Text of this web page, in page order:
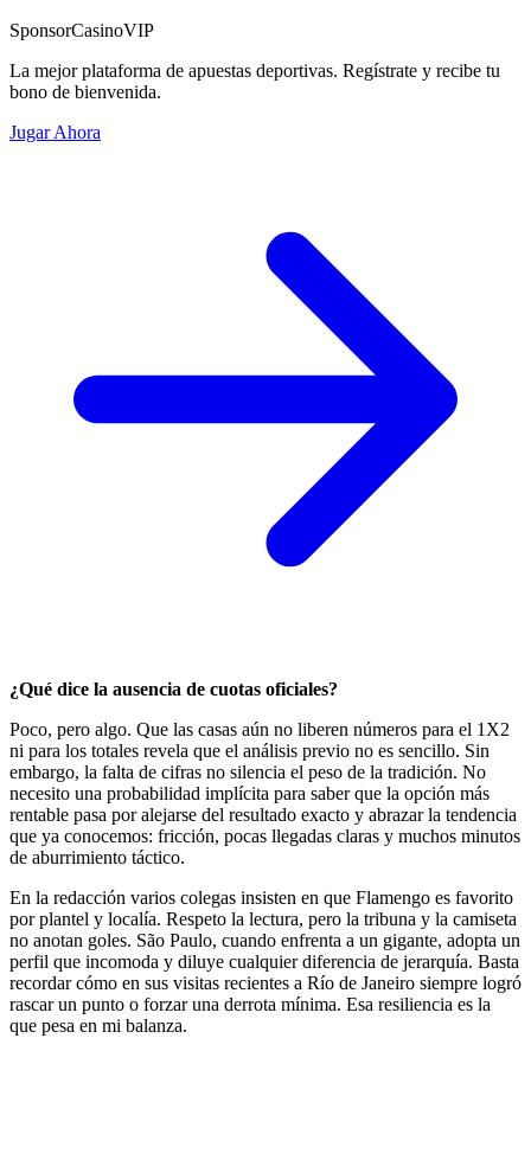
SponsorCasinoVIP
La mejor plataforma de apuestas deportivas. Regístrate y recibe tu
bono de bienvenida.
Jugar Ahora
¿Qué dice la ausencia de cuotas oficiales?
Poco, pero algo. Que las casas aún no liberen números para el 1X2
ni para los totales revela que el análisis previo no es sencillo. Sin
embargo, la falta de cifras no silencia el peso de la tradición. No
necesito una probabilidad implícita para saber que la opción más
rentable pasa por alejarse del resultado exacto y abrazar la tendencia
que ya conocemos: fricción, pocas llegadas claras y muchos minutos
de aburrimiento táctico.
En la redacción varios colegas insisten en que Flamengo es favorito
por plantel y localía. Respeto la lectura, pero la tribuna y la camiseta
no anotan goles. São Paulo, cuando enfrenta a un gigante, adopta un
perfil que incomoda y diluye cualquier diferencia de jerarquía. Basta
recordar cómo en sus visitas recientes a Río de Janeiro siempre logró
rascar un punto o forzar una derrota mínima. Esa resiliencia es la
que pesa en mi balanza.